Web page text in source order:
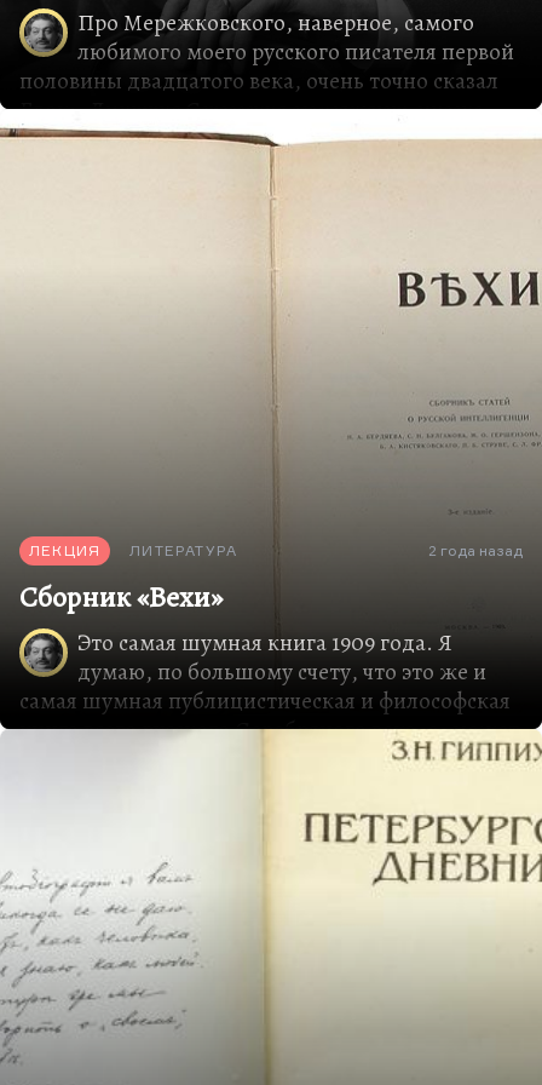
Про Мережковского, наверное, самого
любимого моего русского писателя первой
половины двадцатого века, очень точно сказал
Блок:«Дмитрия Сергеевича все уважают, многие
читают, и никто не любит». Это удивительное
какое-то дело. Тоже самое было у Леонида
Андреева, которого и любили, и ненавидели
одинаково пылко. С Мережковским русская
литература ещё раз доказала своё удивительное
богатство и, я бы сказал, жестокость,
пренебрежительность. Потому что такой
писатель, как Мережковский, со всем объёмом
сделанного им мог бы составить главную
гордость любой европейской литературы. В
любой европейской стране! Если взять одни
только его теоретические произведения, трактат
ЛЕКЦИЯ ЛИТЕРАТУРА 2 года назад
Сборник «Вехи»
Это самая шумная книга 1909 года. Я
думаю, по большому счету, что это же и
самая шумная публицистическая и философская
книга всего русского Серебряного века, а, может
быть, и всей русской публицистики XX века.
1908 году, вышел весной 1909 года и прославился
так, что главный российский кадет Милюков
объездил много городов России с циклом лекций
о «Вехах», и, по воспоминаниям большинства
участников сборника, недостатка в слушателях и
полемистах у него не было.
Желающих проследить историю этого контекста
я отсылаю к довольно занятной статье Сапова
«Вокруг «Вех» (Полемика 1909—1910 годов)»,